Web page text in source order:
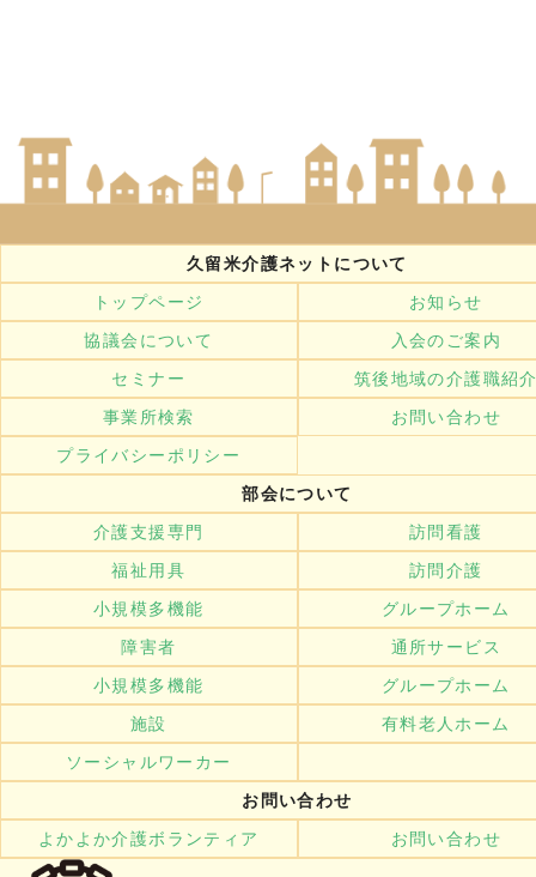
久留米介護ネットについて
トップページ
お知らせ
協議会について
入会のご案内
セミナー
筑後地域の介護職紹
事業所検索
お問い合わせ
プライバシーポリシー
部会について
介護支援専門
訪問看護
福祉用具
訪問介護
小規模多機能
グループホーム
障害者
通所サービス
小規模多機能
グループホーム
施設
有料老人ホーム
ソーシャルワーカー
お問い合わせ
よかよか介護ボランティア
お問い合わせ